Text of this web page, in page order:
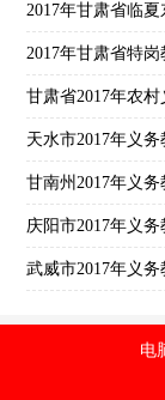
2017年甘肃省临
2017年甘肃省特
天水市2017年义
甘南州2017年义
庆阳市2017年义
武威市2017年义
电